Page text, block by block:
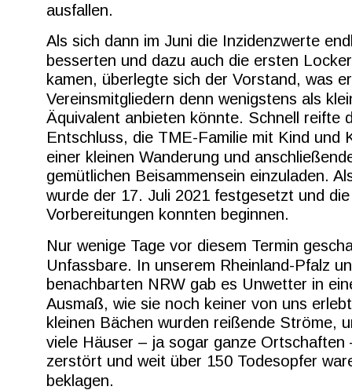
ausfallen.
Als sich dann im Juni die Inzidenzwerte
besserten und dazu auch die ersten
kamen, überlegte sich der Vorstand, was
Vereinsmitgliedern denn wenigstens als
Äquivalent anbieten könnte. Schnell reifte
Entschluss, die TME-Familie mit Kind und
einer kleinen Wanderung und
gemütlichen Beisammensein einzuladen.
wurde der 17. Juli 2021 festgesetzt und
Vorbereitungen konnten beginnen.
Nur wenige Tage vor diesem Termin
Unfassbare. In unserem Rheinland-Pfalz
benachbarten NRW gab es Unwetter in
Ausmaß, wie sie noch keiner von uns
kleinen Bächen wurden reißende Ströme,
viele Häuser – ja sogar ganze
zerstört und weit über 150 Todesopfer
beklagen.